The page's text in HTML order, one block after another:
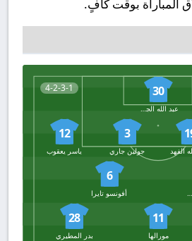
المباراة بوقت كافٍ.
4-2-3-1 30
عبد الله الجدعاني
الفهد
3
جولين جاري
12
ياسر يعقوب
الجيزاني
6
أفونسو تايرا
11
مورالها
28
بدر المطيري